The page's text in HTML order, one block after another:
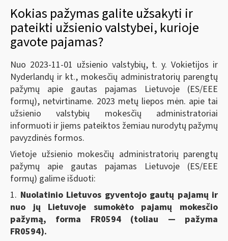
Kokias pažymas galite užsakyti ir
pateikti užsienio valstybei, kurioje
gavote pajamas?
Nuo 2023-11-01 užsienio valstybių, t. y. Vokietijos ir
Nyderlandų ir kt., mokesčių administratorių parengtų
pažymų apie gautas pajamas Lietuvoje (ES/EEE
formų), netvirtiname. 2023 metų liepos mėn. apie tai
užsienio valstybių mokesčių administratoriai
informuoti ir jiems pateiktos žemiau nurodytų pažymų
pavyzdinės formos.
Vietoje užsienio mokesčių administratorių parengtų
pažymų apie gautas pajamas Lietuvoje (ES/EEE
formų) galime išduoti:
1. Nuolatinio Lietuvos gyventojo gautų pajamų ir
nuo jų Lietuvoje sumokėto pajamų mokesčio
pažymą, forma FR0594 (toliau — pažyma
FR0594).